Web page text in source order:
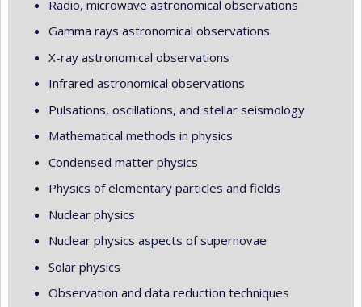
Radio, microwave astronomical observations
Gamma rays astronomical observations
X-ray astronomical observations
Infrared astronomical observations
Pulsations, oscillations, and stellar seismology
Mathematical methods in physics
Condensed matter physics
Physics of elementary particles and fields
Nuclear physics
Nuclear physics aspects of supernovae
Solar physics
Observation and data reduction techniques